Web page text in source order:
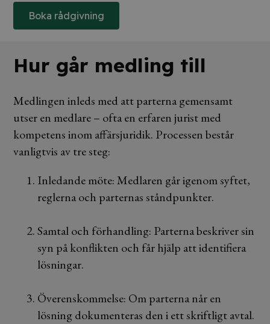
Boka rådgivning
Hur går medling till
Medlingen inleds med att parterna gemensamt
utser en medlare – ofta en erfaren jurist med
kompetens inom affärsjuridik. Processen består
vanligtvis av tre steg:
Inledande möte: Medlaren går igenom syftet,
reglerna och parternas ståndpunkter.
Samtal och förhandling: Parterna beskriver sin
syn på konflikten och får hjälp att identifiera
lösningar.
Överenskommelse: Om parterna når en
lösning dokumenteras den i ett skriftligt avtal.